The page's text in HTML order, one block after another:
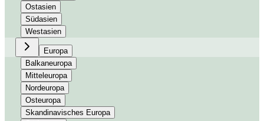
Ostasien
Südasien
Westasien
Europa
Balkaneuropa
Mitteleuropa
Nordeuropa
Osteuropa
Skandinavisches Europa